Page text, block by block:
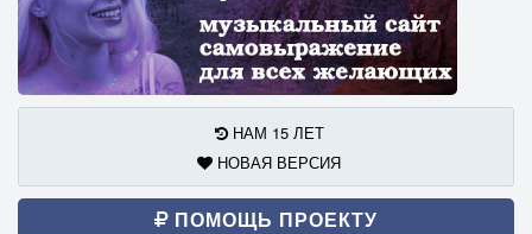
НАМ 15 ЛЕТ
НОВАЯ ВЕРСИЯ
ПОМОЩЬ ПРОЕКТУ